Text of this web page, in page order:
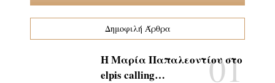
Δημοφιλή Άρθρα
Η Μαρία Παπαλεοντίου στο
elpis calling…